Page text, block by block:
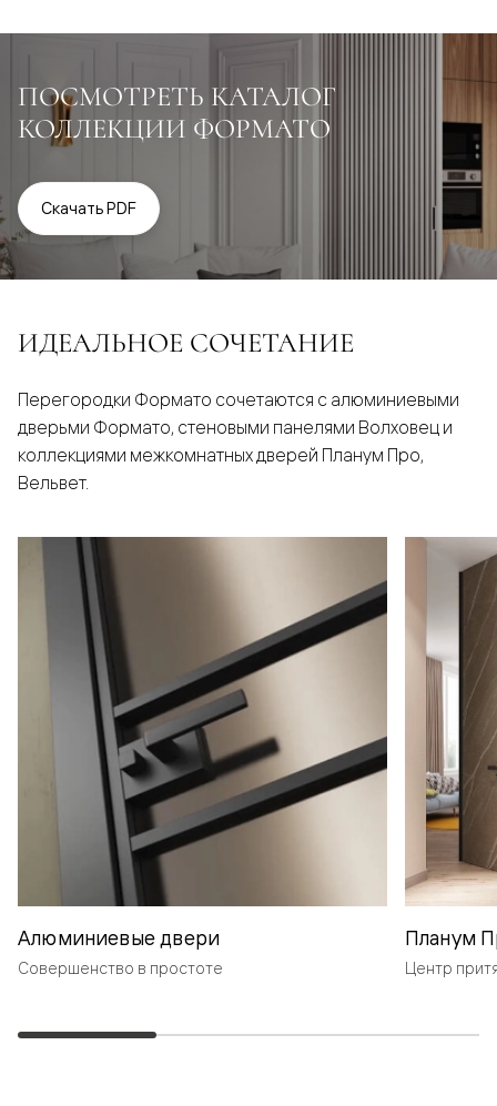
ПОСМОТРЕТЬ КАТАЛОГ
КОЛЛЕКЦИИ ФОРМАТО
Скачать PDF
ИДЕАЛЬНОЕ СОЧЕТАНИЕ
Перегородки Формато сочетаются с алюминиевыми
дверьми Формато, стеновыми панелями Волховец и
коллекциями межкомнатных дверей Планум Про,
Вельвет.
Алюминиевые двери
Совершенство в простоте
Планум
Центр